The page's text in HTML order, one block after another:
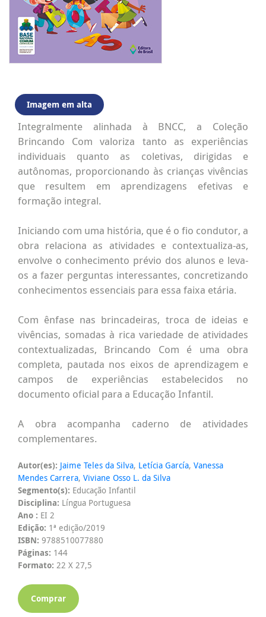
Imagem em alta
Integralmente alinhada à BNCC, a Coleção
Brincando Com valoriza tanto as experiências
individuais quanto as coletivas, dirigidas e
autônomas, proporcionando às crianças vivências
que resultem em aprendizagens efetivas e
formação integral.
Iniciando com uma história, que é o fio condutor, a
obra relaciona as atividades e contextualiza-as,
envolve o conhecimento prévio dos alunos e leva-
os a fazer perguntas interessantes, concretizando
conhecimentos essenciais para essa faixa etária.
Com ênfase nas brincadeiras, troca de ideias e
vivências, somadas à rica variedade de atividades
contextualizadas, Brincando Com é uma obra
completa, pautada nos eixos de aprendizagem e
campos de experiências estabelecidos no
documento oficial para a Educação Infantil.
A obra acompanha caderno de atividades
complementares.
Autor(es): Jaime Teles da Silva, Letícia García, Vanessa
Mendes Carrera, Viviane Osso L. da Silva
Segmento(s): Educação Infantil
Disciplina: Língua Portuguesa
Ano : EI 2
Edição: 1ª edição/2019
ISBN: 9788510077880
Páginas: 144
Formato: 22 X 27,5
Comprar